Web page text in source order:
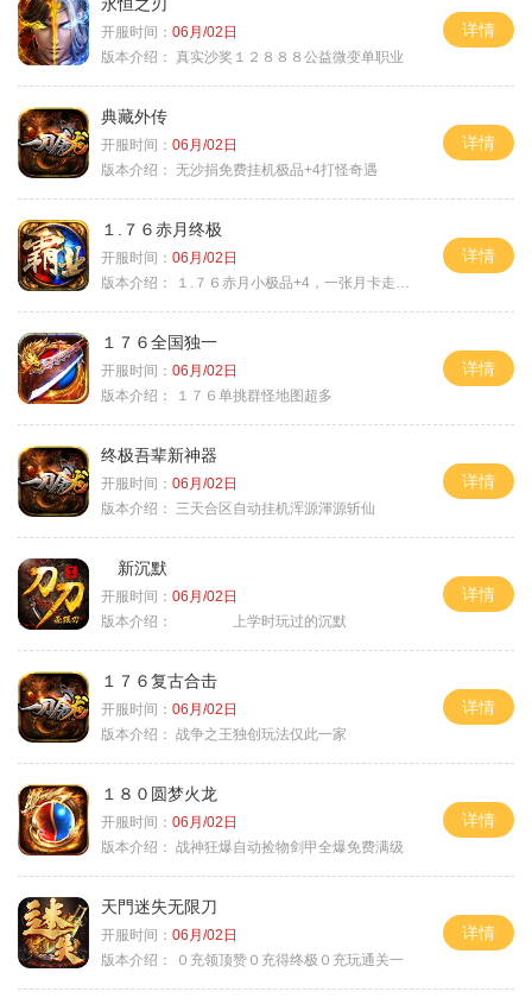
永恒之刃
开服时间： 06月/02日
版本介绍： 真实沙奖１２８８８公益微变单职业
详情
典藏外传
开服时间： 06月/02日
版本介绍： 无沙捐免费挂机极品+4打怪奇遇
详情
１.７６赤月终极
开服时间： 06月/02日
版本介绍：
１.７６赤月小极品+4，一张月卡走天涯a
详情
１７６全国独一
开服时间： 06月/02日
版本介绍：
１７６单挑群怪地图超多
详情
终极吾辈新神器
开服时间： 06月/02日
版本介绍：
三天合区自动挂机浑源渾源斩仙
详情
新沉默
开服时间： 06月/02日
版本介绍：
上学时玩过的沉默
详情
１７６复古合击
开服时间： 06月/02日
版本介绍： 战争之王独创玩法仅此一家
详情
１８０圆梦火龙
开服时间： 06月/02日
版本介绍： 战神狂爆自动捡物剑甲全爆免费满级
详情
天門迷失无限刀
开服时间： 06月/02日
版本介绍：
０充领顶赞０充得终极０充玩通关一
详情